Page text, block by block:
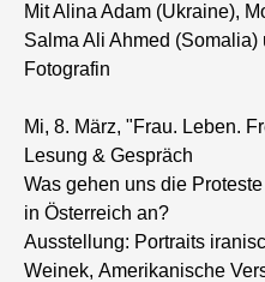
Mit Alina Adam (Ukraine),
Salma Ali Ahmed
Fotografin
Mi, 8. März, "Frau. Leben.
Lesung & Gespräch
Was gehen uns die
in Österreich an?
Ausstellung: Portraits
Weinek, Amerikanische